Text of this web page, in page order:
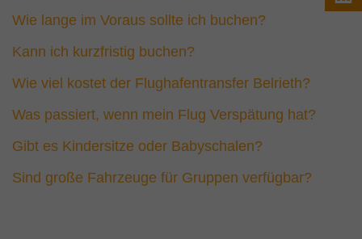
Wie lange im Voraus sollte ich buchen?
Kann ich kurzfristig buchen?
Wie viel kostet der Flughafentransfer Belrieth?
Was passiert, wenn mein Flug Verspätung hat?
Gibt es Kindersitze oder Babyschalen?
Sind große Fahrzeuge für Gruppen verfügbar?